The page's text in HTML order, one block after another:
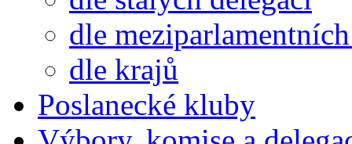
dle
dle krajů
Poslanecké kluby